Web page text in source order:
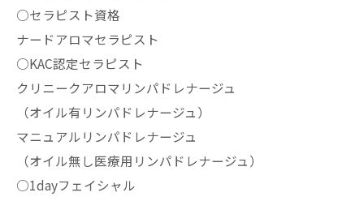
○セラピスト資格
ナードアロマセラピスト
○KAC認定セラピスト
クリニークアロマリンパドレナージュ
（オイル有リンパドレナージュ）
マニュアルリンパドレナージュ
（オイル無し医療用リンパドレナージュ）
○1dayフェイシャル